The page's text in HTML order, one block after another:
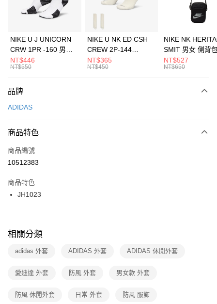
華南商業銀行
彰化商業銀行
上海商業儲蓄銀行
元大商業銀行
台灣樂天信用卡公司
Apple Pay
全盈+PAY
AFTEE先享後付
【關於「AFTEE先享後付」】
便利好安心！
３．安心：先確認商品／服務後，再付款。
【「AFTEE先享後付」結帳流程】
１．於結帳方式選擇「AFTEE先享後付」後，將跳轉至「AFTEE先享後付」
２．訂單成立數日內，您將收到繳費通知簡訊。
３．收到繳費通知簡訊後14天內，點擊此簡訊中的連結，可透過四大超商／
ATM／網路銀行／等多元方式進行付款，方視為交易完成。
※ 交易是否成功請以「AFTEE先享後付 」之結帳頁面顯示為準，若有關於
是否繳費成功／繳費後需取消欲退款等相關疑問，請聯繫「AFTEE先享後付
客戶支援中心」
https://netprotections.freshdesk.com/support/home
１．透過由恩沛科技股份有限公司提供之「AFTEE先享後付」服務完成之交
權轉讓予恩沛科技股份有限公司。
運送方式
每筆NT$100，滿NT$1,500(含以上)免運費
宅配
每筆NT$100，滿NT$1,500(含以上)免運費
付款後門市自取
每筆NT$100，滿NT$1,500(含以上)免運費
NIKE U J UNICORN
CRW 1PR -160 男女
中統襪 FZ3393100
NT$446
NT$550
NIKE U NK ED CSH
CREW 2P-144
EMBRDY 男女 短統襪
FZ3073133
NT$365
NT$450
NIKE NK
SMIT 男女 側背
BA5871010
NT$527
NT$650
品牌
ADIDAS
商品特色
商品編號
10512383
商品特色
JH1023
相關分類
adidas 外套 ADIDAS 外套 ADIDAS 休閒外套
愛迪達 外套 防風 外套 男女款 外套
防風 休閒外套 日常 外套 防風 服飾